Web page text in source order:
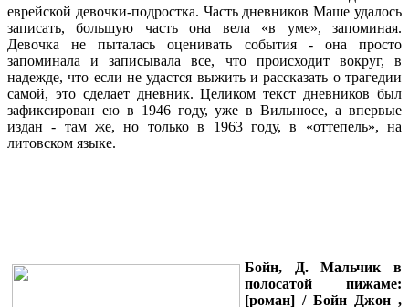
еврейской девочки-подростка. Часть дневников Маше удалось
записать, большую часть она вела «в уме», запоминая.
Девочка не пыталась оценивать события - она просто
запоминала и записывала все, что происходит вокруг, в
надежде, что если не удастся выжить и рассказать о трагедии
самой, это сделает дневник. Целиком текст дневников был
зафиксирован ею в 1946 году, уже в Вильнюсе, а впервые
издан - там же, но только в 1963 году, в «оттепель», на
литовском языке.
Бойн, Д. Мальчик в
полосатой пижаме:
[роман] / Бойн Джон ,